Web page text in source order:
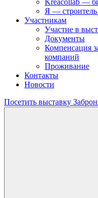
Kreacollab —
Я — строитель
Участникам
Участие в
Документы
Компенсация
компаний
Проживание
Контакты
Новости
Посетить выставку